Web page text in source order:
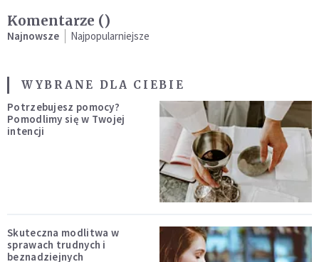
Komentarze ()
Najnowsze Najpopularniejsze
WYBRANE DLA CIEBIE
Potrzebujesz pomocy?
Pomodlimy się w Twojej
intencji
Skuteczna modlitwa w
sprawach trudnych i
beznadziejnych